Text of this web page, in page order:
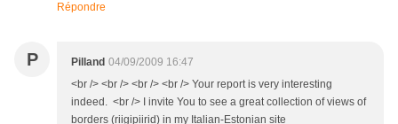
Répondre
P Pilland 04/09/2009 16:47
<br /> <br /> <br /> <br /> Your report is very interesting
indeed. <br /> I invite You to see a great collection of views of
borders (riigipiirid) in my Italian-Estonian site